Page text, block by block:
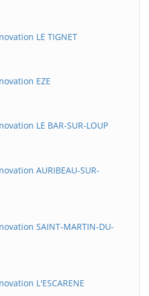
LE TIGNET
EZE
LE BAR-SUR-LOUP
AURIBEAU-SUR-
SAINT-MARTIN-DU-
L'ESCARENE